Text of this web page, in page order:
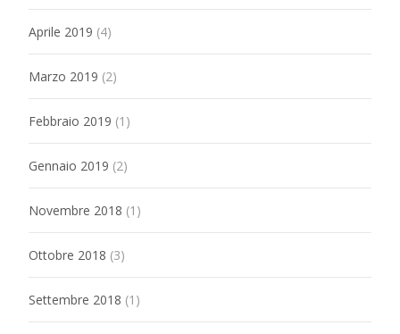
Aprile 2019 (4)
Marzo 2019 (2)
Febbraio 2019 (1)
Gennaio 2019 (2)
Novembre 2018 (1)
Ottobre 2018 (3)
Settembre 2018 (1)